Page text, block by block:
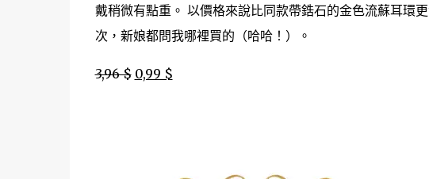
戴稍微有點重。 以價格來說比同款帶鋯石的金色流蘇耳環
次，新娘都問我哪裡買的（哈哈！）。
3,96 $ 0,99 $